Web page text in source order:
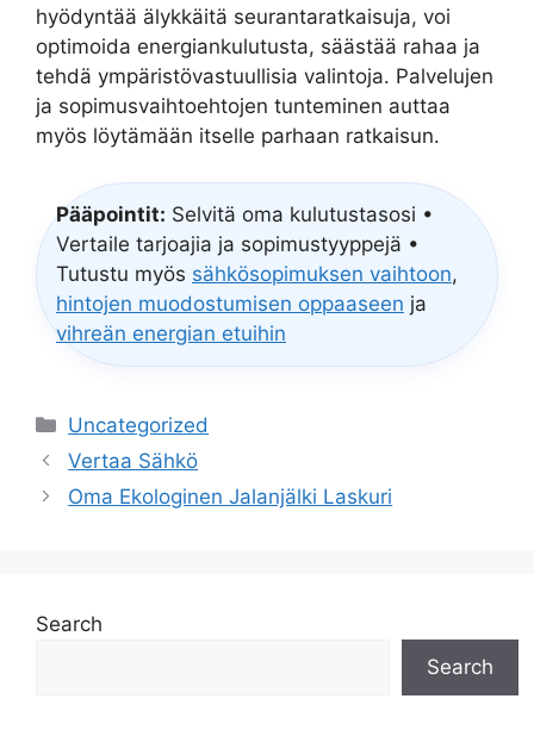
hyödyntää älykkäitä seurantaratkaisuja, voi
optimoida energiankulutusta, säästää rahaa ja
tehdä ympäristövastuullisia valintoja. Palvelujen
ja sopimusvaihtoehtojen tunteminen auttaa
myös löytämään itselle parhaan ratkaisun.
Pääpointit: Selvitä oma kulutustasosi •
Vertaile tarjoajia ja sopimustyyppejä •
Tutustu myös sähkösopimuksen vaihtoon,
hintojen muodostumisen oppaaseen ja
vihreän energian etuihin
Categories
Uncategorized
Vertaa Sähkö
Oma Ekologinen Jalanjälki Laskuri
Search
Search